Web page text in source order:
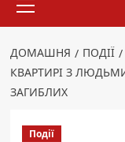
меню
ДОМАШНЯ ПОДІЇ
КВАРТИРІ З
ЗАГИБЛИХ
Події